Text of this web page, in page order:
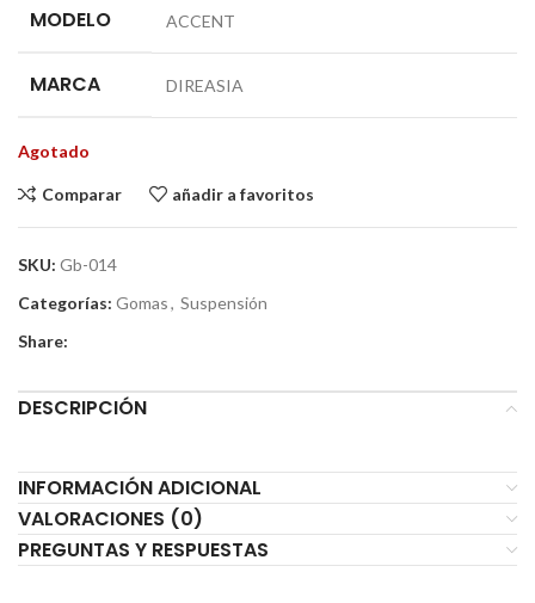
MODELO ACCENT
MARCA DIREASIA
Agotado
Comparar añadir a favoritos
SKU: Gb-014
Categorías: Gomas, Suspensión
Share:
DESCRIPCIÓN
INFORMACIÓN ADICIONAL
VALORACIONES (0)
PREGUNTAS Y RESPUESTAS